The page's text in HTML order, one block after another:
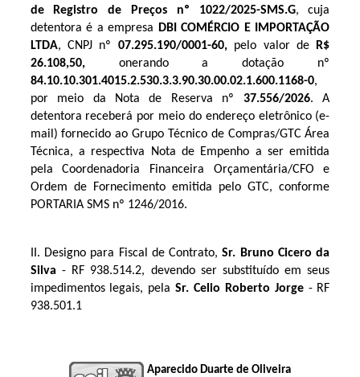
de Registro de Preços
nº 1022/2025-SMS.G, cuja
detentora é a empresa
DBI COMÉRCIO E IMPORTAÇÃO
LTDA, CNPJ nº 07.295.190/0001-60, pelo valor de
R$
26.108,50,onerando a dotação nº
84.10.10.301.4015.2.530.3.3.90.30.00.02.1.600.1168-0,
por meio da Nota de Reserva nº 37.556/2026. A
detentora receberá por meio do endereço eletrônico (e-
mail) fornecido ao Grupo Técnico de Compras/GTC Área
Técnica, a respectiva Nota de Empenho a ser emitida
pela Coordenadoria Financeira Orçamentária/CFO e
Ordem de Fornecimento emitida pelo GTC, conforme
PORTARIA SMS nº 1246/2016.
II. Designo para Fiscal de Contrato, Sr. Bruno Cicero da
Silva - RF 938.514.2, devendo ser substituído em seus
impedimentos legais, pela Sr. Celio Roberto Jorge - RF
938.501.1
Aparecido Duarte de Oliveira